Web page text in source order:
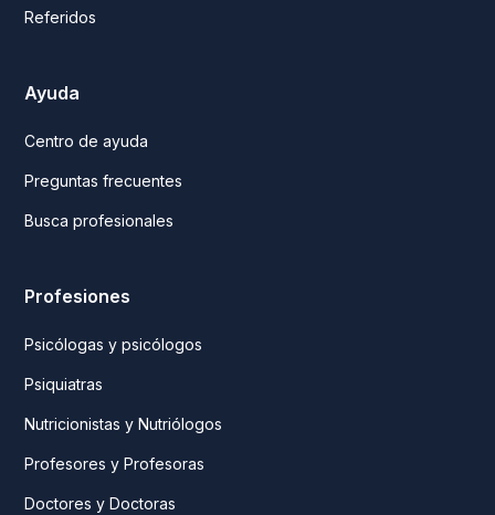
Referidos
Ayuda
Centro de ayuda
Preguntas frecuentes
Busca profesionales
Profesiones
Psicólogas y psicólogos
Psiquiatras
Nutricionistas y Nutriólogos
Profesores y Profesoras
Doctores y Doctoras